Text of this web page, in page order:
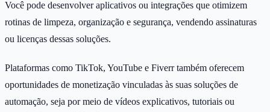
Você pode desenvolver aplicativos ou integrações que otimizem
rotinas de limpeza, organização e segurança, vendendo assinaturas
ou licenças dessas soluções.
Plataformas como TikTok, YouTube e Fiverr também oferecem
oportunidades de monetização vinculadas às suas soluções de
automação, seja por meio de vídeos explicativos, tutoriais ou